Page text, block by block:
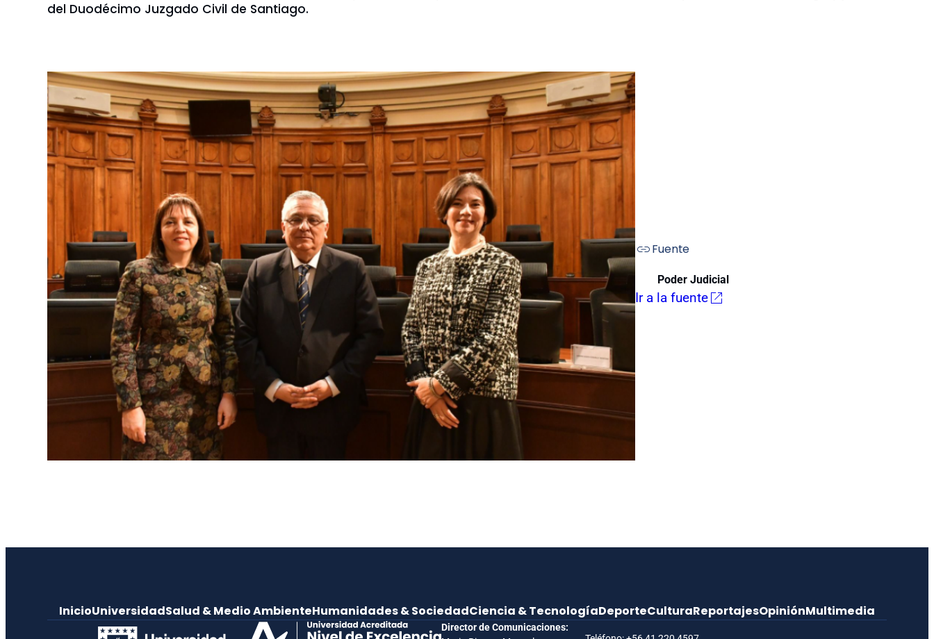
del Duodécimo Juzgado Civil de Santiago.
Fuente
Poder Judicial
Ir a la fuente
InicioUniversidadSalud & Medio AmbienteHumanidades & SociedadCiencia & TecnologíaDeporteCulturaReportajesOpiniónMultimedia
Director de Comunicaciones: